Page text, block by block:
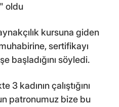
oldu
kursuna giden
sertifikayı
başladığını söyledi.
kadının çalıştığını
patronumuz bize bu